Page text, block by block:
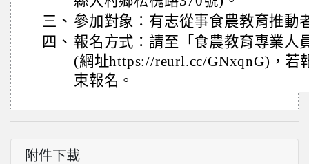
三、 參加對象：有志從事食農教育推動
四、 報名方式：請至「食農教育專業人
(網址https://reurl.cc/GNxqnG)，若
束報名。
附件下載